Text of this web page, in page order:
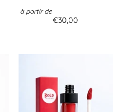
à partir de
€30,00